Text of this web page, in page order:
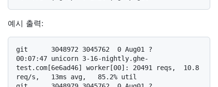
예시 출력:
git      3048972 3045762  0 Aug01 ?
00:07:47 unicorn 3-16-nightly.ghe-
test.com[6e6ad46] worker[00]: 20491 reqs,  10.8
req/s,   13ms avg,   85.2% util